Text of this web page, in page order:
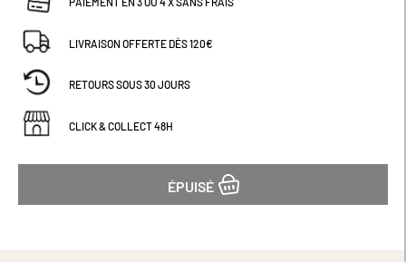
LIVRAISON OFFERTE DÈS 120€
RETOURS SOUS 30 JOURS
CLICK & COLLECT 48H
ÉPUISÉ